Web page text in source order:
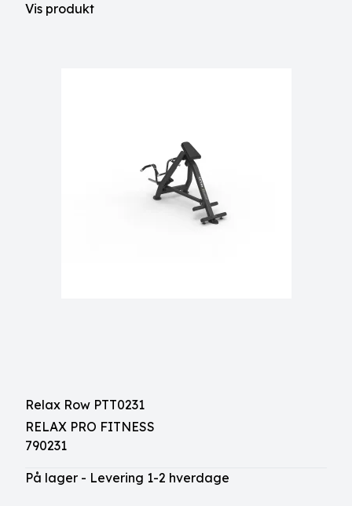
Vis produkt
Relax Row PTT0231
RELAX PRO FITNESS
790231
På lager - Levering 1-2 hverdage